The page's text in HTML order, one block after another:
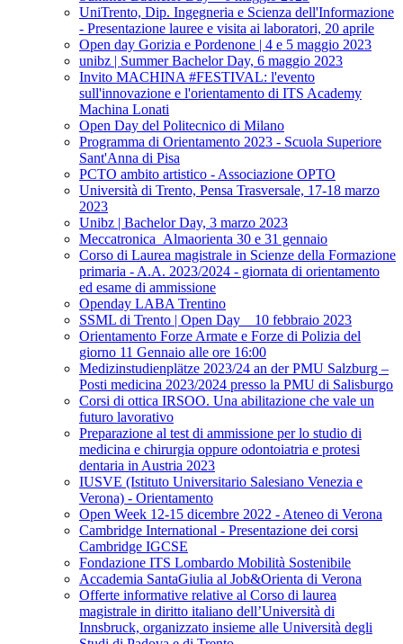
UniTrento, Dip. Ingegneria e Scienza dell'Informazione
- Presentazione lauree e visita ai laboratori, 20 aprile
Open day Gorizia e Pordenone | 4 e 5 maggio 2023
unibz | Summer Bachelor Day, 6 maggio 2023
Invito MACHINA #FESTIVAL: l'evento
sull'innovazione e l'orientamento di ITS Academy
Machina Lonati
Open Day del Politecnico di Milano
Programma di Orientamento 2023 - Scuola Superiore
Sant'Anna di Pisa
PCTO ambito artistico - Associazione OPTO
Università di Trento, Pensa Trasversale, 17-18 marzo
2023
Unibz | Bachelor Day, 3 marzo 2023
Meccatronica_Almaorienta 30 e 31 gennaio
Corso di Laurea magistrale in Scienze della Formazione
primaria - A.A. 2023/2024 - giornata di orientamento
ed esame di ammissione
Openday LABA Trentino
SSML di Trento | Open Day _ 10 febbraio 2023
Orientamento Forze Armate e Forze di Polizia del
giorno 11 Gennaio alle ore 16:00
Medizinstudienplätze 2023/24 an der PMU Salzburg –
Posti medicina 2023/2024 presso la PMU di Salisburgo
Corsi di ottica IRSOO. Una abilitazione che vale un
futuro lavorativo
Preparazione al test di ammissione per lo studio di
medicina e chirurgia oppure odontoiatria e protesi
dentaria in Austria 2023
IUSVE (Istituto Universitario Salesiano Venezia e
Verona) - Orientamento
Open Week 12-15 dicembre 2022 - Ateneo di Verona
Cambridge International - Presentazione dei corsi
Cambridge IGCSE
Fondazione ITS Lombardo Mobilità Sostenibile
Accademia SantaGiulia al Job&Orienta di Verona
Offerte informative relative al Corso di laurea
magistrale in diritto italiano dell’Università di
Innsbruck, organizzato insieme alle Università degli